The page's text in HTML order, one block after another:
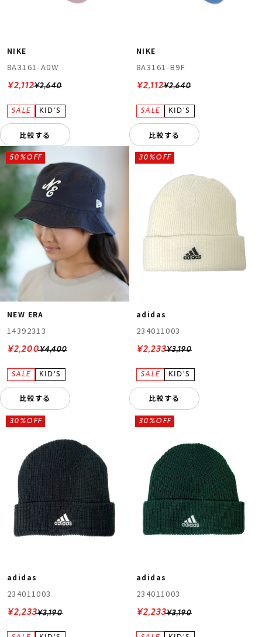
NIKE
8A3161-A0W
¥2,640
¥2,112
比較する
NIKE
8A3161-B9F
¥2,640
¥2,112
比較する
NEW ERA
14392313
¥4,400
50%OFF
¥2,200
比較する
adidas
234011003
¥3,190
30%OFF
¥2,233
比較する
adidas
234011003
¥3,190
30%OFF
¥2,233
adidas
234011003
¥3,190
30%OFF
¥2,233